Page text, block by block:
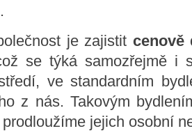
je zajistit cenově
se týká samozřejmě i
ve standardním
z nás. Takovým
jejich osobní